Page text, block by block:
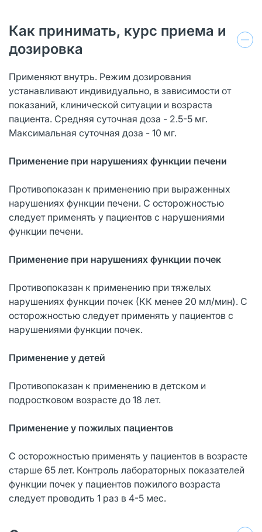
Как принимать, курс приема и
дозировка
Применяют внутрь. Режим дозирования
устанавливают индивидуально, в зависимости от
показаний, клинической ситуации и возраста
пациента. Средняя суточная доза - 2.5-5 мг.
Максимальная суточная доза - 10 мг.
Применение при нарушениях функции печени
Противопоказан к применению при выраженных
нарушениях функции печени. С осторожностью
следует применять у пациентов с нарушениями
функции печени.
Применение при нарушениях функции почек
Противопоказан к применению при тяжелых
нарушениях функции почек (КК менее 20 мл/мин). С
осторожностью следует применять у пациентов с
нарушениями функции почек.
Применение у детей
Противопоказан к применению в детском и
подростковом возрасте до 18 лет.
Применение у пожилых пациентов
С осторожностью применять у пациентов в возрасте
старше 65 лет. Контроль лабораторных показателей
функции почек у пациентов пожилого возраста
следует проводить 1 раз в 4-5 мес.